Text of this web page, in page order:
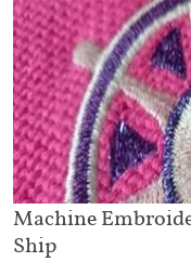
Machine
Ship